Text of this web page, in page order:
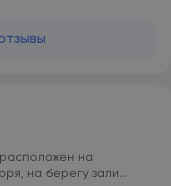
на
на берегу зали...